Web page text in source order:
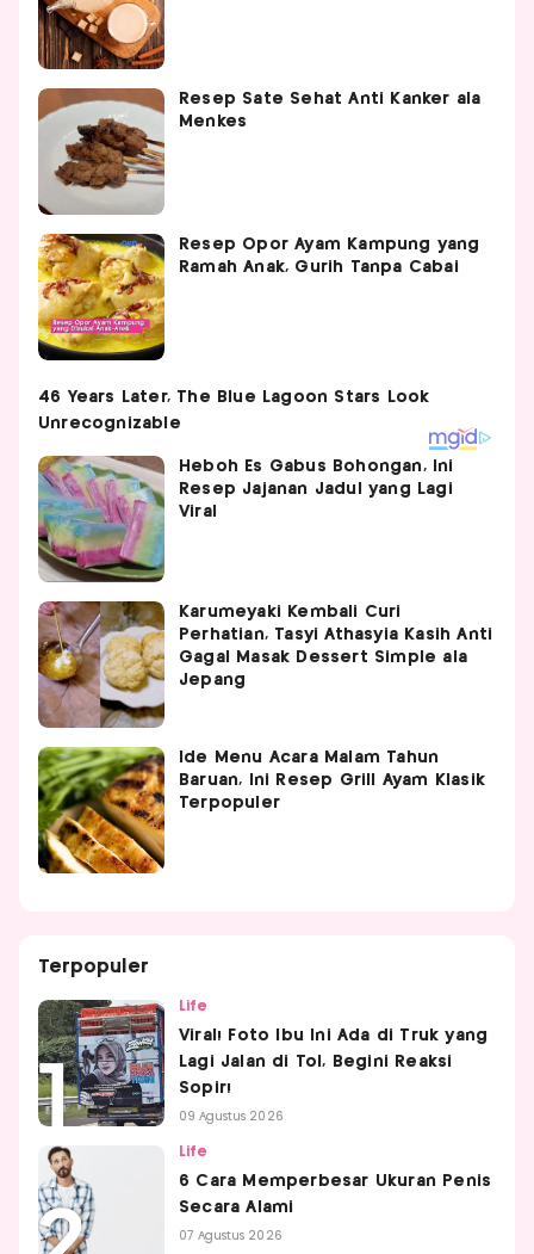
Resep Sate Sehat Anti Kanker ala
Menkes
Resep Opor Ayam Kampung yang
Ramah Anak, Gurih Tanpa Cabai
Heboh Es Gabus Bohongan, Ini
Resep Jajanan Jadul yang Lagi
Viral
Karumeyaki Kembali Curi
Perhatian, Tasyi Athasyia Kasih Anti
Gagal Masak Dessert Simple ala
Jepang
Ide Menu Acara Malam Tahun
Baruan, Ini Resep Grill Ayam Klasik
Terpopuler
Terpopuler
Life
Viral! Foto Ibu Ini Ada di Truk yang
Lagi Jalan di Tol, Begini Reaksi
Sopir!
09 Agustus 2026
Life
6 Cara Memperbesar Ukuran Penis
Secara Alami
07 Agustus 2026